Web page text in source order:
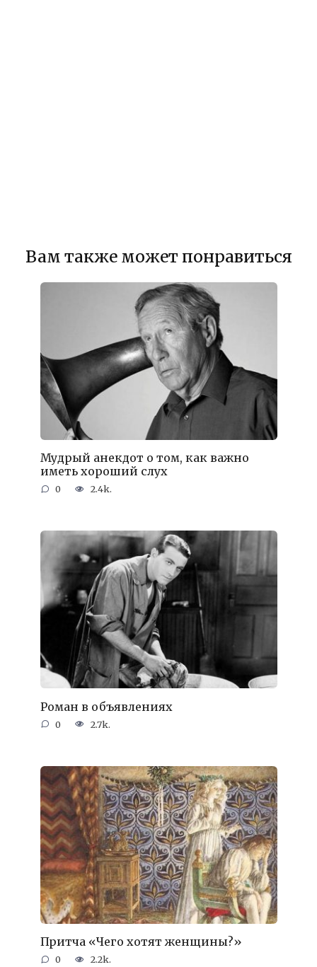
Вам также может понравиться
Мудрый анекдот о том, как важно
иметь хороший слух
0 2.4k.
Роман в объявлениях
0 2.7k.
Притча «Чего хотят женщины?»
0 2.2k.